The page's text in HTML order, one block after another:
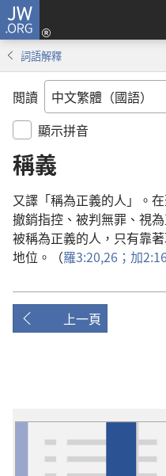
JW.ORG
詞語解釋
閲讀
顯示拼音
稱義
又譯 「稱為正義的人 」。 在
撤銷指控 、 被判無罪 、 視為
被稱為正義的人 ， 只有靠著
地位 。（羅3:20,26； 加
上一頁